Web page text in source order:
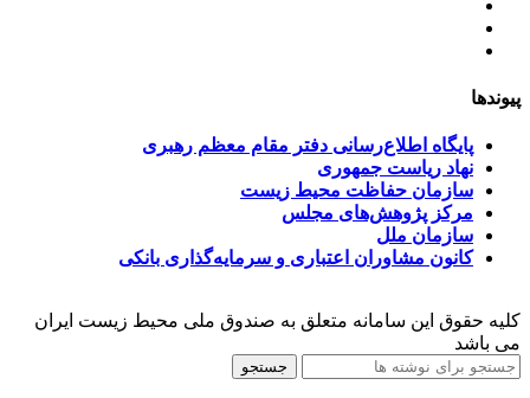
پیوندها
پایگاه اطلاع‌رسانی دفتر مقام معظم رهبری
نهاد ریاست جمهوری
سازمان حفاظت محیط زیست
مرکز پژوهش‌های مجلس
سازمان ملل
کانون مشاوران اعتباری و سرمایه‌گذاری بانکی
کلیه حقوق این سامانه متعلق به صندوق ملی محیط زیست ایران
می باشد
جستجو